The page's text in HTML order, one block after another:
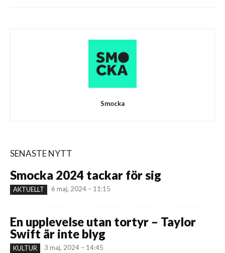
Smocka
SENASTE NYTT
Smocka 2024 tackar för sig
AKTUELLT 6 maj, 2024 – 11:15
En upplevelse utan tortyr – Taylor
Swift är inte blyg
KULTUR 3 maj, 2024 – 14:45